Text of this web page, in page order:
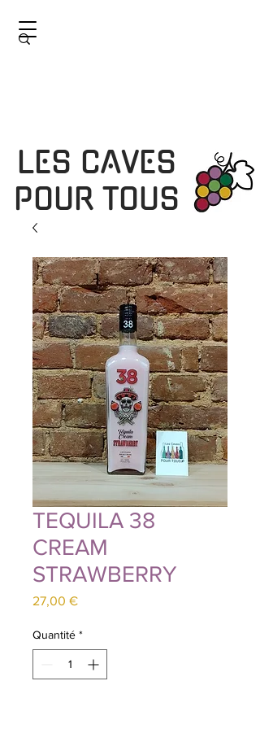
LES CAVES
POUR TOUS
TEQUILA 38
CREAM
STRAWBERRY
27,00 €Prix
Quantité *